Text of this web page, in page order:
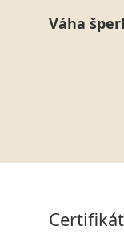
Váha
Certifikát